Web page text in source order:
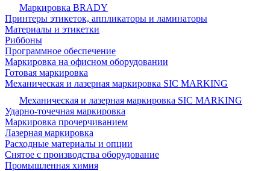
Маркировка BRADY
Принтеры этикеток, аппликаторы и ламинаторы
Материалы и этикетки
Риббоны
Программное обеспечение
Маркировка на офисном оборудовании
Готовая маркировка
Механическая и лазерная маркировка SIC MARKING
Механическая и лазерная маркировка SIC MARKING
Ударно-точечная маркировка
Маркировка прочерчиванием
Лазерная маркировка
Расходные материалы и опции
Снятое с производства оборудование
Промышленная химия